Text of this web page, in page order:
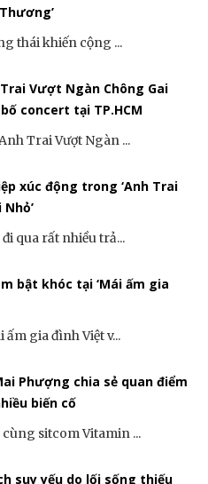
thái khiến cộng ...
Trai Vượt Ngàn Chông Gai
bố concert tại TP.HCM
Trai Vượt Ngàn ...
xúc động trong ‘Anh Trai
qua rất nhiều trả...
bật khóc tại ‘Mái ấm gia
ấm gia đình Việt v...
Phượng chia sẻ quan điểm
biến cố
sitcom Vitamin ...
suy yếu do lối sống thiếu